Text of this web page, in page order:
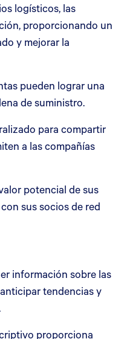
logísticos, las
proporcionando un
y mejorar la
pueden lograr una
de suministro.
para compartir
a las compañías
potencial de sus
sus socios de red
información sobre las
tendencias y
proporciona